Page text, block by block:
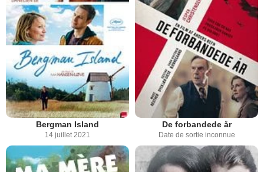
Bergman Island
14 juillet 2021
De forbandede år
Date de sortie inconnue